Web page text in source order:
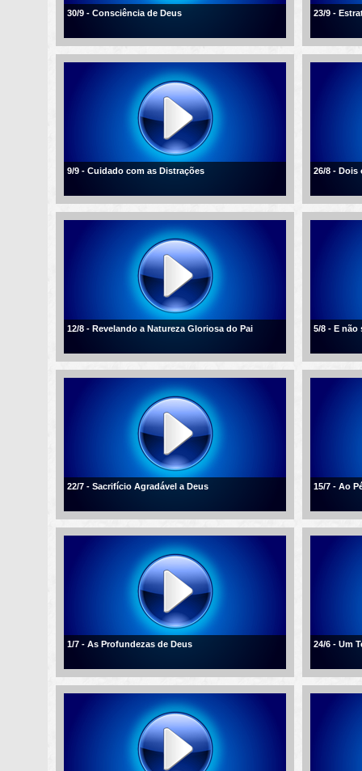
30/9 - Consciência de Deus 23/9 -
9/9 - Cuidado com as Distrações 26/8 - Dois
12/8 - Revelando a Natureza Gloriosa do Pai 5/8 - E não
22/7 - Sacrifício Agradável a Deus 15/7 - Ao
1/7 - As Profundezas de Deus 24/6 - Um